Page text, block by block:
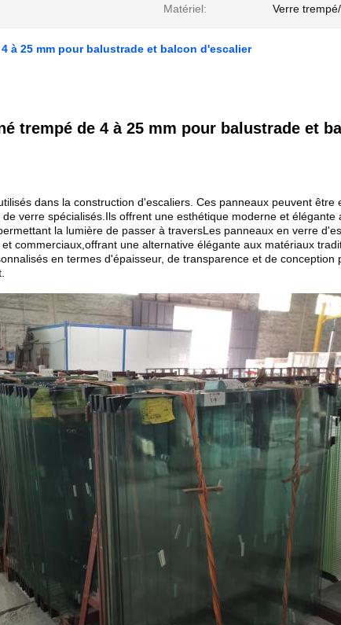
Matériel: Verre
à 25 mm pour balustrade et balcon d'escalier
trempé de 4 à 25 mm pour balustrade et
dans la construction d'escaliers. Ces panneaux peuvent être
verre spécialisés.Ils offrent une esthétique moderne et élégante
la lumière de passer à traversLes panneaux en verre
commerciaux,offrant une alternative élégante aux matériaux
en termes d'épaisseur, de transparence et de conception